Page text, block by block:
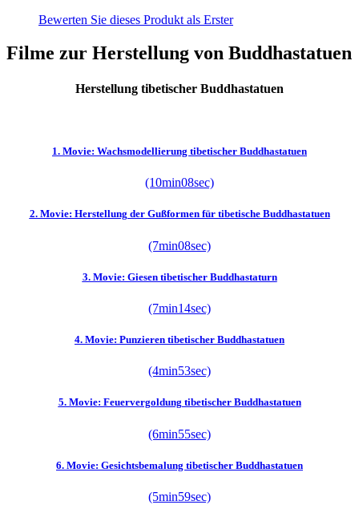
Bewerten Sie dieses Produkt als Erster
Filme zur Herstellung von Buddhastatuen
Herstellung tibetischer Buddhastatuen
1. Movie: Wachsmodellierung tibetischer Buddhastatuen
(10min08sec)
2. Movie: Herstellung der Gußformen für tibetische Buddhastatuen
(7min08sec)
3. Movie: Giesen tibetischer Buddhastaturn
(7min14sec)
4. Movie: Punzieren tibetischer Buddhastatuen
(4min53sec)
5. Movie: Feuervergoldung tibetischer Buddhastatuen
(6min55sec)
6. Movie: Gesichtsbemalung tibetischer Buddhastatuen
(5min59sec)